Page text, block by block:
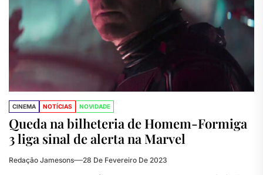
CINEMA NOTÍCIAS NOVIDADE
Queda na bilheteria de Homem-Formiga
3 liga sinal de alerta na Marvel
Redação Jamesons 28 De Fevereiro De 2023